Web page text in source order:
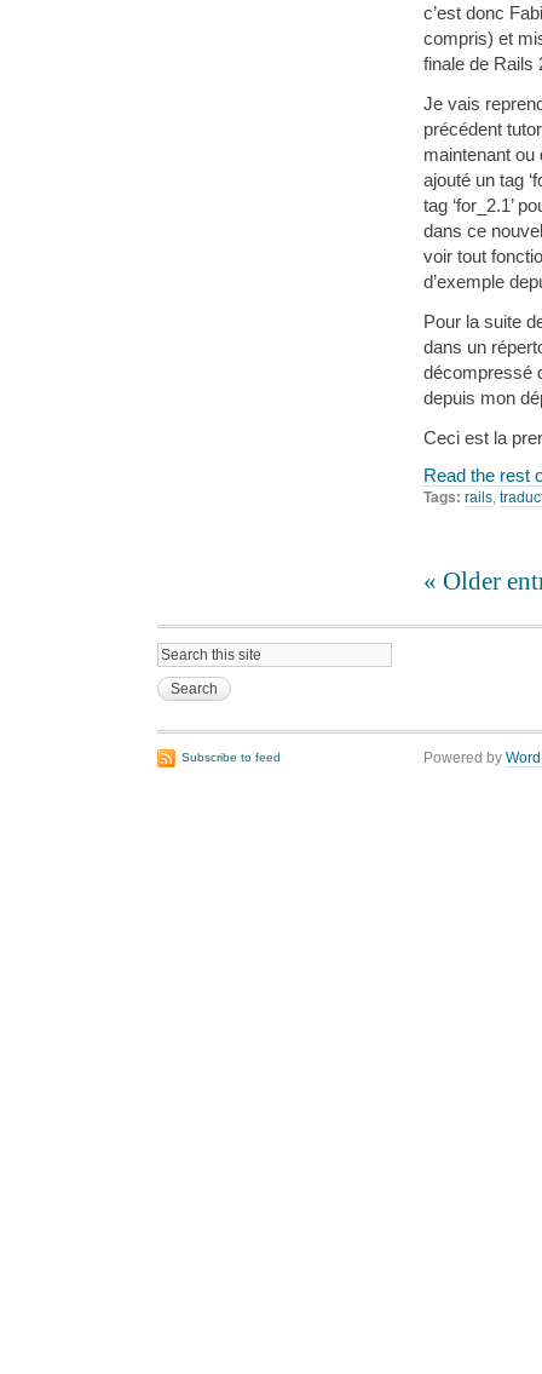
c’est donc
compris) et
finale de Rails
Je vais
précédent
maintenant
ajouté un tag
tag ‘for_2.1’
dans ce
voir tout
d’exemple
Pour la suite
dans un
décompressé
depuis mon
Ceci est la
Read the rest
Tags: rails,
« Older
Subscribe to feed Powered by